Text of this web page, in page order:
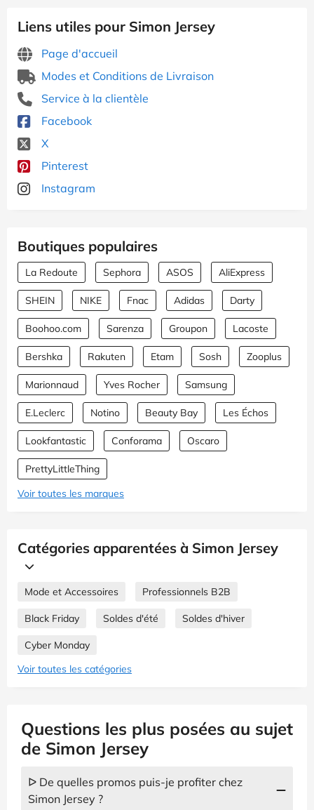
Liens utiles pour Simon Jersey
Page d'accueil
Modes et Conditions de Livraison
Service à la clientèle
Facebook
X
Pinterest
Instagram
Boutiques populaires
La Redoute Sephora ASOS AliExpress
SHEIN NIKE Fnac Adidas Darty
Boohoo.com Sarenza Groupon Lacoste
Bershka Rakuten Etam Sosh Zooplus
Marionnaud Yves Rocher Samsung
E.Leclerc Notino Beauty Bay Les Échos
Lookfantastic Conforama Oscaro
PrettyLittleThing
Voir toutes les marques
Catégories apparentées à Simon Jersey
Mode et Accessoires Professionnels B2B
Black Friday Soldes d'été Soldes d'hiver
Cyber Monday
Voir toutes les catégories
Questions les plus posées au sujet
de Simon Jersey
ᐅ De quelles promos puis-je profiter chez
Simon Jersey ?